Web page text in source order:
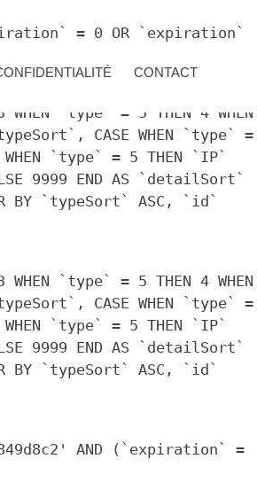
= 0 OR `expiration`
`type` = 5 THEN 4 WHEN
CASE WHEN `type` =
`type` = 5 THEN `IP`
9999 END AS `detailSort`
BY `typeSort` ASC, `id`
`type` = 5 THEN 4 WHEN
CASE WHEN `type` =
`type` = 5 THEN `IP`
9999 END AS `detailSort`
BY `typeSort` ASC, `id`
AND (`expiration` =
CONTACT